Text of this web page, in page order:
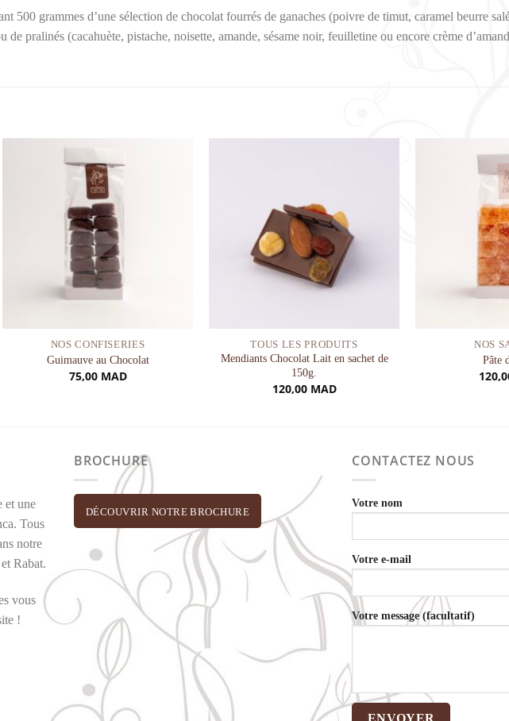
500 grammes d’une sélection de chocolat fourrés de ganaches (poivre de timut, caramel beurre
pralinés (cacahuète, pistache, noisette, amande, sésame noir, feuilletine ou encore crème
Ajouter à la liste de souhaits
NOS CONFISERIES
Guimauve au Chocolat
75,00 MAD
TOUS LES PRODUITS
Mendiants Chocolat Lait en sachet de
150g.
120,00 MAD
NOS
Pâte
et une
Tous
notre
Rabat.
vous
!
BROCHURE
DÉCOUVRIR NOTRE BROCHURE
CONTACTEZ NOUS
Votre nom
Votre e-mail
Votre message (facultatif)